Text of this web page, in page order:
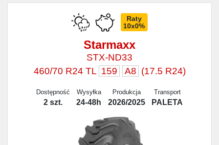
Raty
10x0%
Starmaxx
STX-ND33
460/70 R24 TL 159 A8 (17.5 R24)
Dostępność
2 szt.
Wysyłka
24-48h
Produkcja
2026/2025
Transport
PALETA